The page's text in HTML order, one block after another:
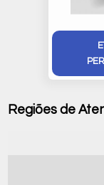
Regiões de